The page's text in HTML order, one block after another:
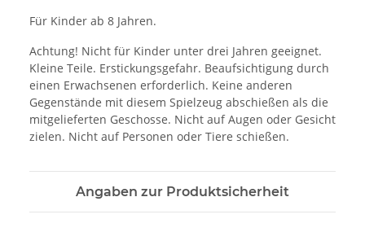
Für Kinder ab 8 Jahren.
Achtung! Nicht für Kinder unter drei Jahren geeignet.
Kleine Teile. Erstickungsgefahr. Beaufsichtigung durch
einen Erwachsenen erforderlich. Keine anderen
Gegenstände mit diesem Spielzeug abschießen als die
mitgelieferten Geschosse. Nicht auf Augen oder Gesicht
zielen. Nicht auf Personen oder Tiere schießen.
Angaben zur Produktsicherheit